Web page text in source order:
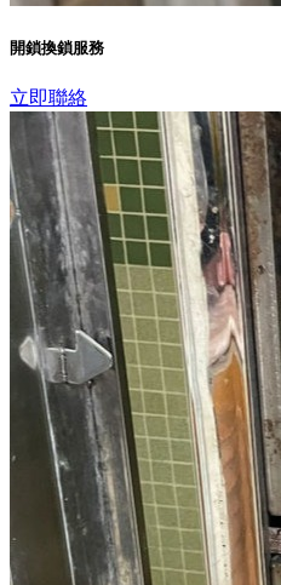
開鎖換鎖服務
立即聯絡